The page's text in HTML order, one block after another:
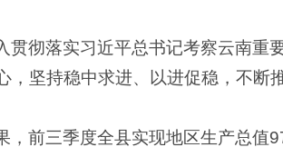
彻落实习近平总书记考察云南重
，坚持稳中求进、以进促稳，不断
，前三季度全县实现地区生产总值